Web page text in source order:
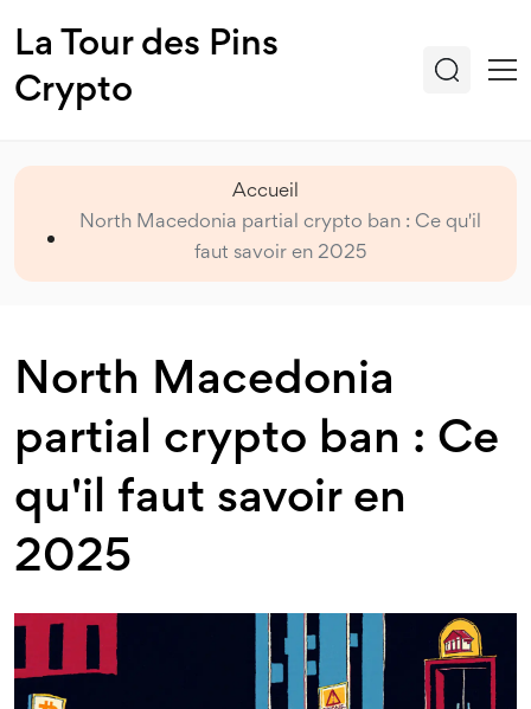
La Tour des Pins
Crypto
Accueil
North Macedonia partial crypto ban : Ce qu'il
faut savoir en 2025
North Macedonia
partial crypto ban : Ce
qu'il faut savoir en
2025